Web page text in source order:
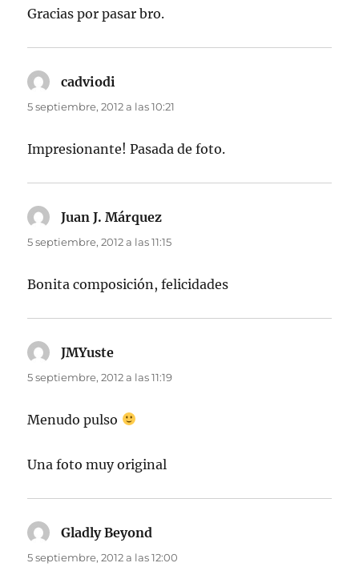
Gracias por pasar bro.
cadviodi
5 septiembre, 2012 a las 10:21
Impresionante! Pasada de foto.
Juan J. Márquez
5 septiembre, 2012 a las 11:15
Bonita composición, felicidades
JMYuste
5 septiembre, 2012 a las 11:19
Menudo pulso
Una foto muy original
Gladly Beyond
5 septiembre, 2012 a las 12:00